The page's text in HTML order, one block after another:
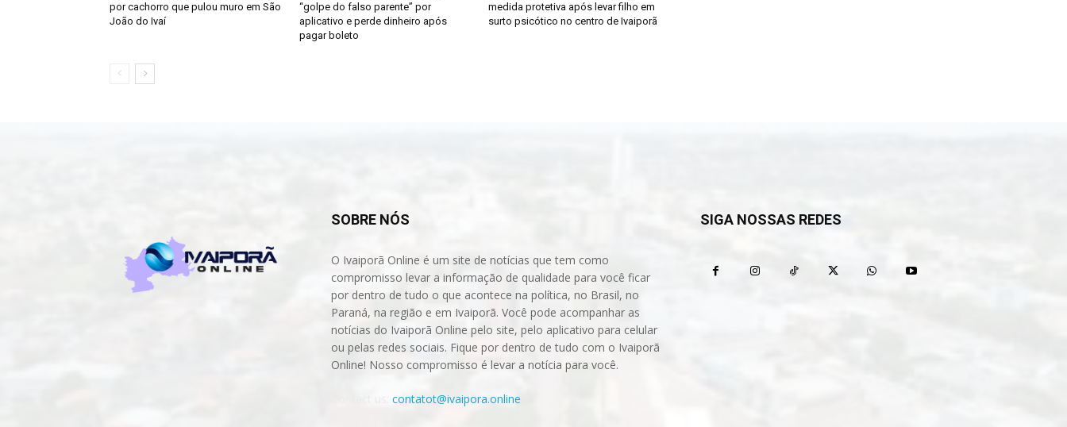
por cachorro que pulou muro em São
João do Ivaí
“golpe do falso parente” por
aplicativo e perde dinheiro após
pagar boleto
medida protetiva após levar filho em
surto psicótico no centro de Ivaiporã
SOBRE NÓS
O Ivaiporã Online é um site de notícias que tem como
compromisso levar a informação de qualidade para você ficar
por dentro de tudo o que acontece na política, no Brasil, no
Paraná, na região e em Ivaiporã. Você pode acompanhar as
notícias do Ivaiporã Online pelo site, pelo aplicativo para celular
ou pelas redes sociais. Fique por dentro de tudo com o Ivaiporã
Online! Nosso compromisso é levar a notícia para você.
contatot@ivaipora.online
SIGA NOSSAS REDES